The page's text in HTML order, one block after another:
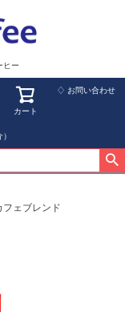
ヒー
カート
♢ お問い合わせ
フェブレンド